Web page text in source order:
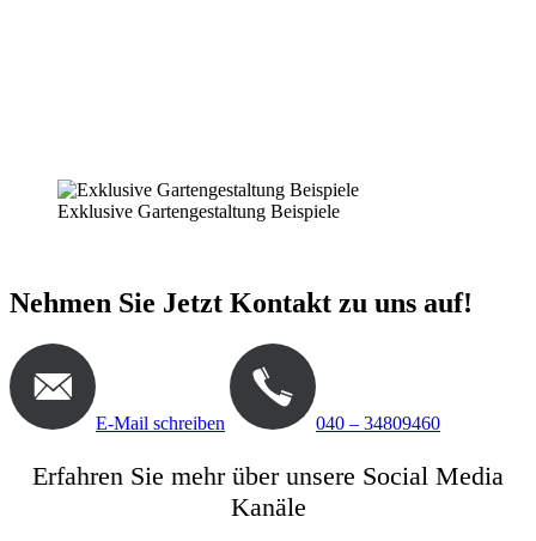
Exklusive Gartengestaltung Beispiele
Nehmen Sie Jetzt Kontakt zu uns auf!
E-Mail schreiben 040 – 34809460
Erfahren Sie mehr über unsere Social Media
Kanäle